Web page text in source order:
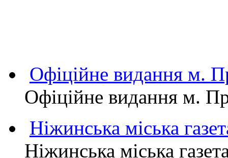
Офіційне видання
Офіційне видання м.
Ніжинська міська
Ніжинська міська